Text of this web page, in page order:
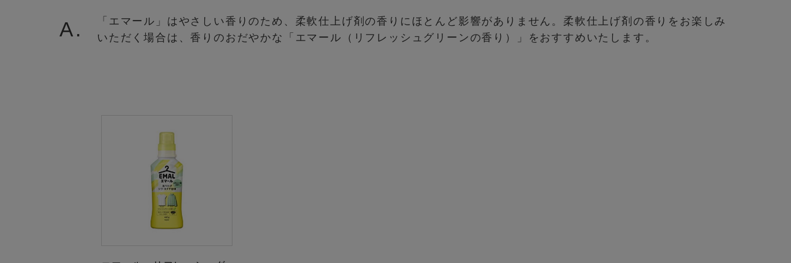
A.
「エマール」はやさしい香りのため、柔軟仕上げ剤の香りにほとんど影響がありません。柔軟仕上げ剤の香りをお楽しみ
いただく場合は、香りのおだやかな「エマール（リフレッシュグリーンの香り）」をおすすめいたします。